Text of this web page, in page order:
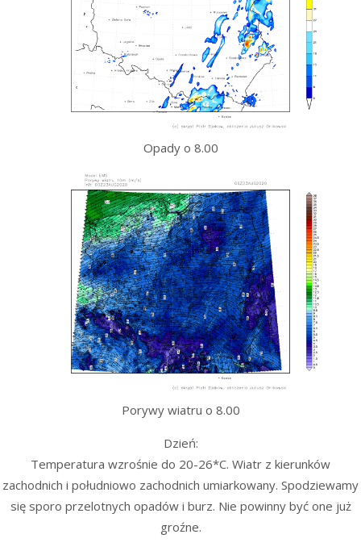
Opady o 8.00
Porywy wiatru o 8.00
Dzień:
Temperatura wzrośnie do 20-26*C. Wiatr z kierunków
zachodnich i południowo zachodnich umiarkowany. Spodziewamy
się sporo przelotnych opadów i burz. Nie powinny być one już
groźne.